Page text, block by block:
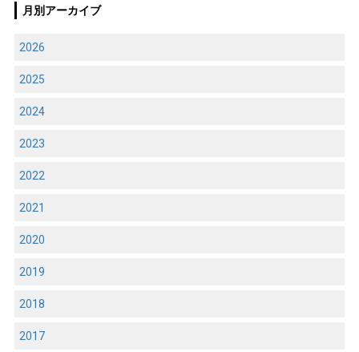
月別アーカイブ
2026
2025
2024
2023
2022
2021
2020
2019
2018
2017